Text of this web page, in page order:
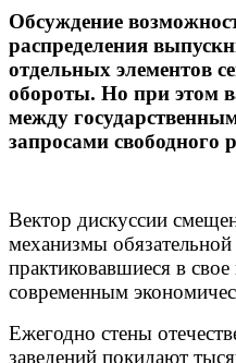
Обсуждение
распределения
отдельных элементов
обороты. Но при этом
между
запросами свободного
Вектор дискуссии
механизмы обязательной
практиковавшиеся в
современным
Ежегодно стены
заведений покидают